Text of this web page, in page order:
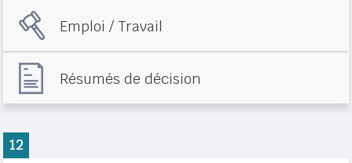
Emploi / Travail
Résumés de décision
12